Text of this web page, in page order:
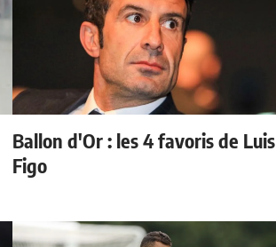
Ballon d'Or : les 4 favoris de Luis
Figo